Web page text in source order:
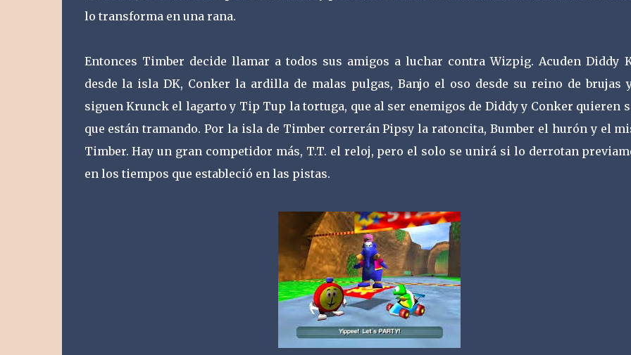
lo transforma en una rana.
Entonces Timber decide llamar a todos sus amigos a luchar contra Wizpig. Acuden Diddy
desde la isla DK, Conker la ardilla de malas pulgas, Banjo el oso desde su reino de brujas
siguen Krunck el lagarto y Tip Tup la tortuga, que al ser enemigos de Diddy y Conker quieren
que están tramando. Por la isla de Timber correrán Pipsy la ratoncita, Bumber el hurón y el
Timber. Hay un gran competidor más, T.T. el reloj, pero el solo se unirá si lo derrotan
en los tiempos que estableció en las pistas.